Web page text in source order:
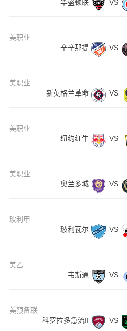
华盛顿联
VS
美职业
辛辛那提
VS
美职业
新英格兰革命
VS
美职业
纽约红牛
VS
美职业
奥兰多城
VS
玻利甲
玻利瓦尔
VS
美乙
韦斯通
VS
美预备联
科罗拉多急流II
VS